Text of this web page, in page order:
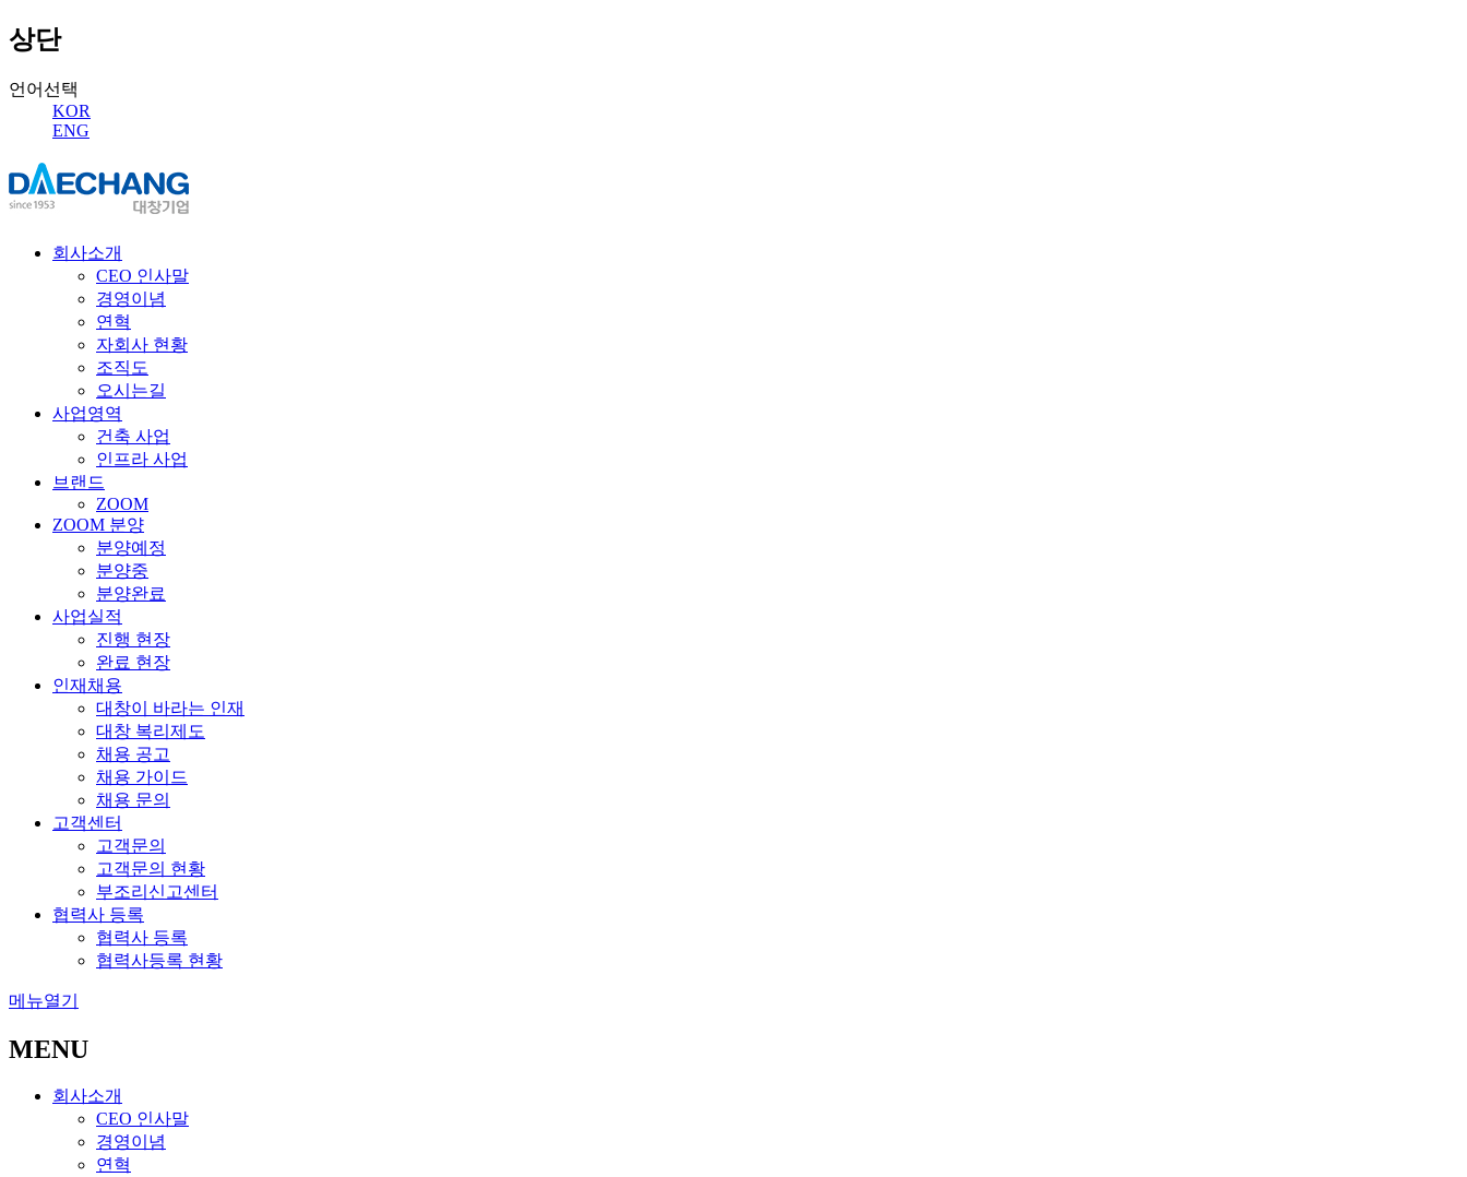
상단
언어선택
KOR
ENG
회사소개
CEO 인사말
경영이념
연혁
자회사 현황
조직도
오시는길
사업영역
건축 사업
인프라 사업
브랜드
ZOOM
ZOOM 분양
분양예정
분양중
분양완료
사업실적
진행 현장
완료 현장
인재채용
대창이 바라는 인재
대창 복리제도
채용 공고
채용 가이드
채용 문의
고객센터
고객문의
고객문의 현황
부조리신고센터
협력사 등록
협력사 등록
협력사등록 현황
메뉴열기
MENU
회사소개
CEO 인사말
경영이념
연혁